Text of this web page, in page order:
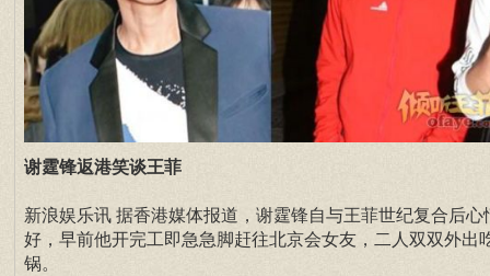
谢霆锋返港笑谈王菲
新浪娱乐讯 据香港媒体报道，谢霆锋自与王菲世纪复合后心
好，早前他开完工即急急脚赶往北京会女友，二人双双外出
锅。